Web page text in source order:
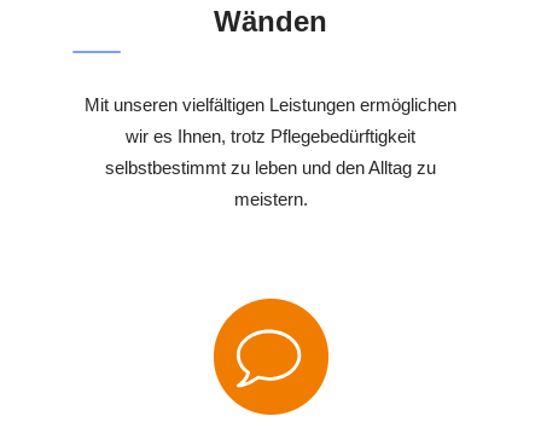
Wänden
Mit unseren vielfältigen Leistungen ermöglichen
wir es Ihnen, trotz Pflegebedürftigkeit
selbstbestimmt zu leben und den Alltag zu
meistern.